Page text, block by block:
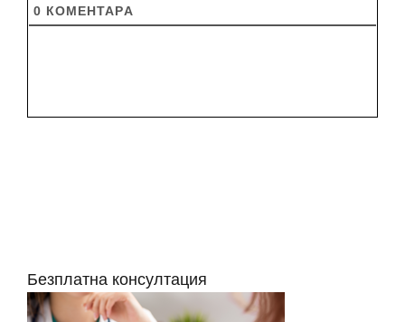
0 КОМЕНТАРA
Безплатна консултация